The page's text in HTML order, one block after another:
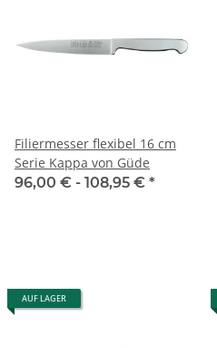
Filiermesser flexibel 16 cm
Serie Kappa von Güde
96,00 € - 108,95 € *
AUF LAGER